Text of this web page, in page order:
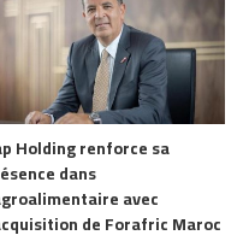
Holding renforce sa
dans
avec
de Forafric Maroc